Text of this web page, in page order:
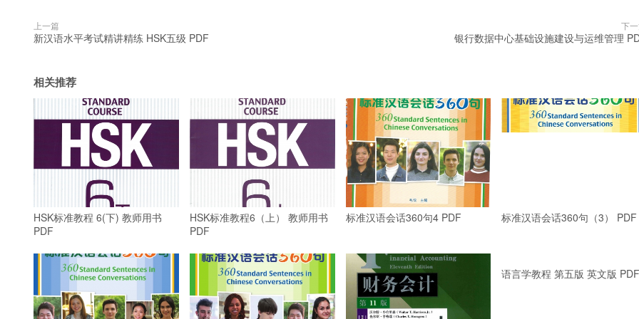
上一篇
新汉语水平考试精讲精练 HSK五级 PDF
下
银行数据中心基础设施建设与运维管理
相关推荐
HSK标准教程 6(下) 教师用书
PDF
HSK标准教程6（上） 教师用书
PDF
标准汉语会话360句4 PDF 标准汉语会话360句（3） PDF